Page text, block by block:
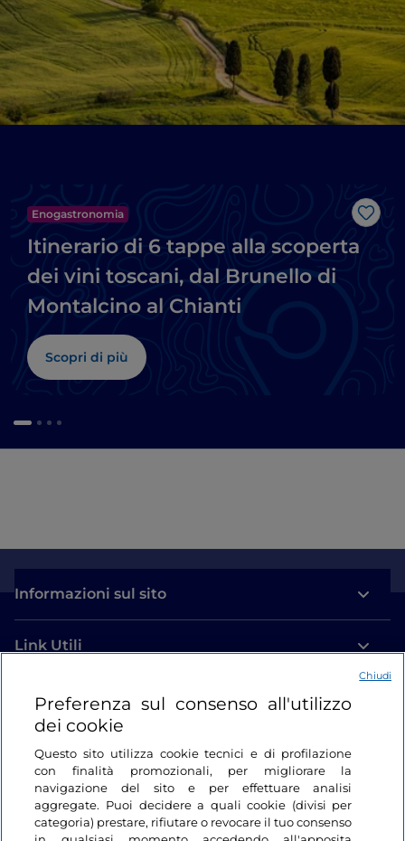
Like
Enogastronomia
Itinerario di 6 tappe alla scoperta
dei vini toscani, dal Brunello di
Montalcino al Chianti
Scopri di più
Informazioni sul sito
Link Utili
Login
Restiamo in contatto
Preferenza sul consenso all'utilizzo
dei cookie
Questo sito utilizza cookie tecnici e di profilazione
con finalità promozionali, per migliorare la
navigazione del sito e per effettuare analisi
aggregate. Puoi decidere a quali cookie (divisi per
categoria) prestare, rifiutare o revocare il tuo consenso
Chiudi